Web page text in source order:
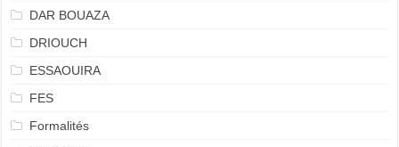
DAR BOUAZA
DRIOUCH
ESSAOUIRA
FES
Formalités